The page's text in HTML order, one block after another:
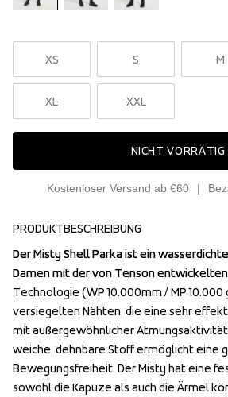
XS S M
XL XXL
NICHT VORRÄTIG
Kostenloser Versand ab €60
PRODUKTBESCHREIBUNG
Der Misty Shell Parka ist ein
Damen mit der von Tenson
Technologie (WP 10.000mm / MP
versiegelten Nähten, die eine sehr
mit außergewöhnlicher
weiche, dehnbare Stoff ermöglicht eine
Bewegungsfreiheit. Der Misty hat eine
sowohl die Kapuze als auch die Ärmel
Der Misty Shell Parka ist ein
Damen mit der von Tenson
Technologie (WP 10.000mm / MP
versiegelten Nähten, die eine sehr
mit außergewöhnlicher
weiche, dehnbare Stoff ermöglicht eine
Bewegungsfreiheit. Der Misty hat eine
sowohl die Kapuze als auch die Ärmel